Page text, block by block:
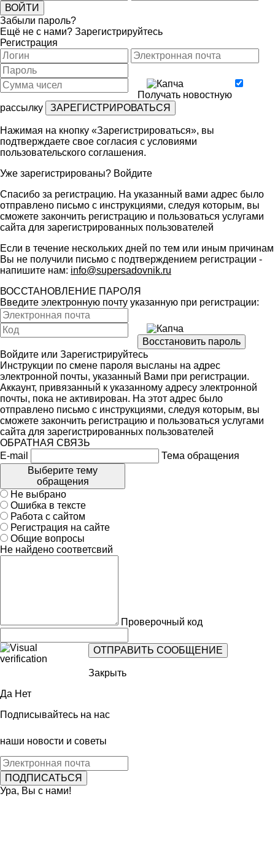
Забыли пароль?
Ещё не с нами? Зарегистрируйтесь
Регистрация
Получать новостную
рассылку
Нажимая на кнопку «Зарегистрироваться», вы
подтверждаете свое согласия с условиями
пользовательского соглашения.
Уже зарегистрированы? Войдите
Спасибо за регистрацию. На указанный вами адрес было
отправлено письмо с инструкциями, следуя которым, вы
сможете закончить регистрацию и пользоваться услугами
сайта для зарегистрированных пользователей
Если в течение нескольких дней по тем или иным причинам
Вы не получили письмо с подтверждением регистрации -
напишите нам: info@supersadovnik.ru
ВОССТАНОВЛЕНИЕ ПАРОЛЯ
Введите электронную почту указанную при регистрации:
Войдите или Зарегистрируйтесь
Инструкции по смене пароля высланы на адрес
электронной почты, указанный Вами при регистрации.
Аккаунт, привязанный к указанному адресу электронной
почты, пока не активирован. На этот адрес было
отправлено письмо с инструкциями, следуя которым, вы
сможете закончить регистрацию и пользоваться услугами
сайта для зарегистрированных пользователей
ОБРАТНАЯ СВЯЗЬ
E-mail
Тема обращения
Выберите тему
обращения
Не выбрано
Ошибка в тексте
Работа с сайтом
Регистрация на сайте
Общие вопросы
Не найдено соответсвий
Проверочный код
Закрыть
Да Нет
Подписывайтесь на нас
наши новости и советы
Ура, Вы с нами!